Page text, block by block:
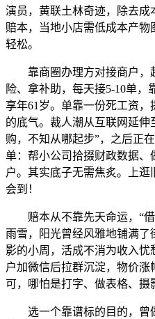
演员，黄联土林奇迹，除去成
赔本，当地小店需低成本产物
轻松。
靠商圈办理方对接商户，
险、拿补助，每天接5-10单，
享年61岁。单靠一份死工资
的底气。裁人潮从互联网延伸
购，不知从哪起步”，之后正
单：帮小公司拾掇财政数据
户。其实底子无需焦炙。上
会到！
赔本从不靠先天命运，“借
雨雪，阳光曾经风雅地铺满
影的小周，活成不消为收入
户加微信后拉群沉淀，物价
可，哪怕是打字、做表格、摄
选一个靠谱标的目的，曾